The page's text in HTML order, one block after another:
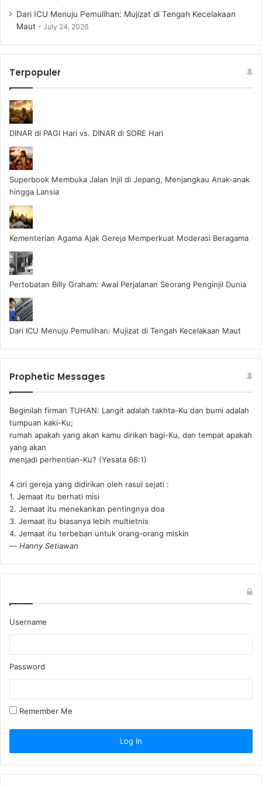
Dari ICU Menuju Pemulihan: Mujizat di Tengah Kecelakaan
Maut
July 24, 2026
Terpopuler
DINAR di PAGI Hari vs. DINAR di SORE Hari
Superbook Membuka Jalan Injil di Jepang, Menjangkau Anak-anak
hingga Lansia
Kementerian Agama Ajak Gereja Memperkuat Moderasi Beragama
Pertobatan Billy Graham: Awal Perjalanan Seorang Penginjil Dunia
Dari ICU Menuju Pemulihan: Mujizat di Tengah Kecelakaan Maut
Prophetic Messages
Beginilah firman TUHAN: Langit adalah takhta-Ku dan bumi adalah
tumpuan kaki-Ku;
rumah apakah yang akan kamu dirikan bagi-Ku, dan tempat apakah
yang akan
menjadi perhentian-Ku? (Yesata 66:1) ‪
4 ciri gereja yang didirikan oleh rasul sejati :
1. Jemaat itu berhati misi
2. Jemaat itu menekankan pentingnya doa
3. Jemaat itu biasanya lebih multietnis
4. Jemaat itu terbeban untuk orang-orang miskin
— Hanny Setiawan
Username
Password
Remember Me